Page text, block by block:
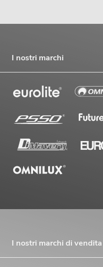
I nostri marchi
I nostri marchi di vendita